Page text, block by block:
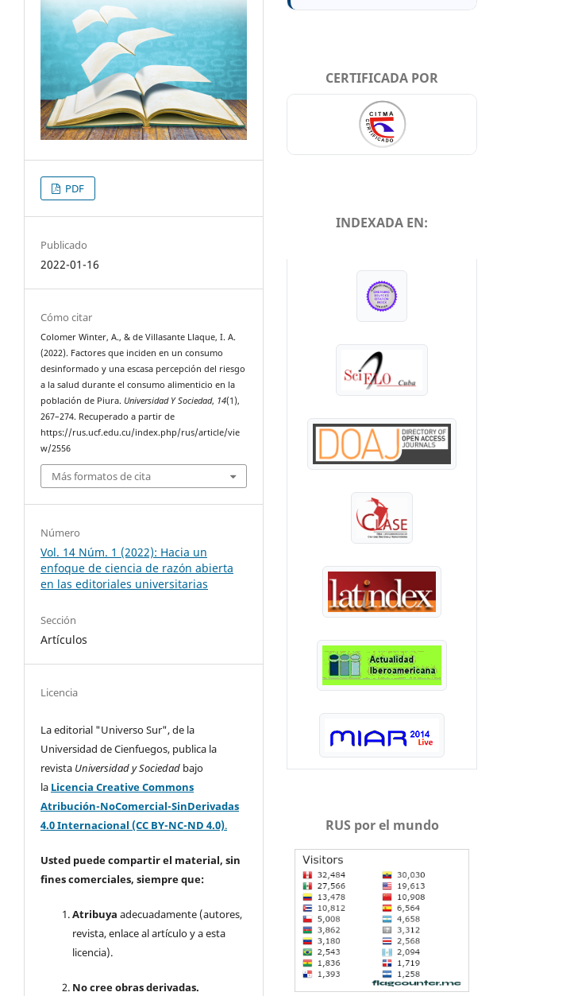
PDF
Publicado
2022-01-16
Cómo citar
Colomer Winter, A., & de Villasante Llaque, I. A.
(2022). Factores que inciden en un consumo
desinformado y una escasa percepción del riesgo
a la salud durante el consumo alimenticio en la
población de Piura. Universidad Y Sociedad, 14(1),
267–274. Recuperado a partir de
https://rus.ucf.edu.cu/index.php/rus/article/vie
w/2556
Más formatos de cita
Número
Vol. 14 Núm. 1 (2022): Hacia un
enfoque de ciencia de razón abierta
en las editoriales universitarias
Sección
Artículos
Licencia
La editorial "Universo Sur", de la
Universidad de Cienfuegos, publica la
revista Universidad y Sociedad bajo
la Licencia Creative Commons
Atribución-NoComercial-SinDerivadas
4.0 Internacional (CC BY-NC-ND 4.0).
Usted puede compartir el material, sin
fines comerciales, siempre que:
Atribuya adecuadamente (autores,
revista, enlace al artículo y a esta
licencia).
No cree obras derivadas.
CERTIFICADA POR
INDEXADA EN:
RUS por el mundo